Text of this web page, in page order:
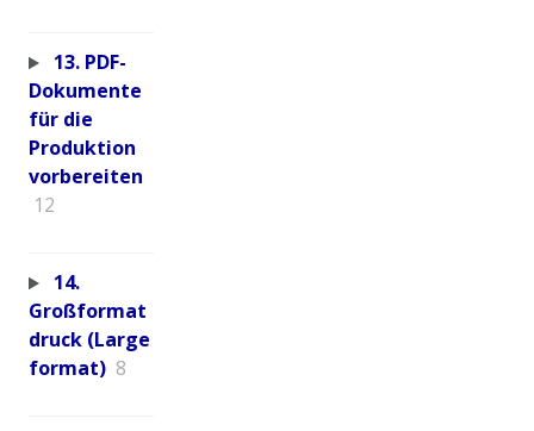
13. PDF-
Dokumente
für die
Produktion
vorbereiten
12
14.
Großformat
druck (Large
format) 8